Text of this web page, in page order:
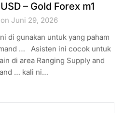
– Gold Forex m1
Juni 29, 2026
di gunakan untuk yang paham
… Asisten ini cocok untuk
di area Ranging Supply and
… kali ni…